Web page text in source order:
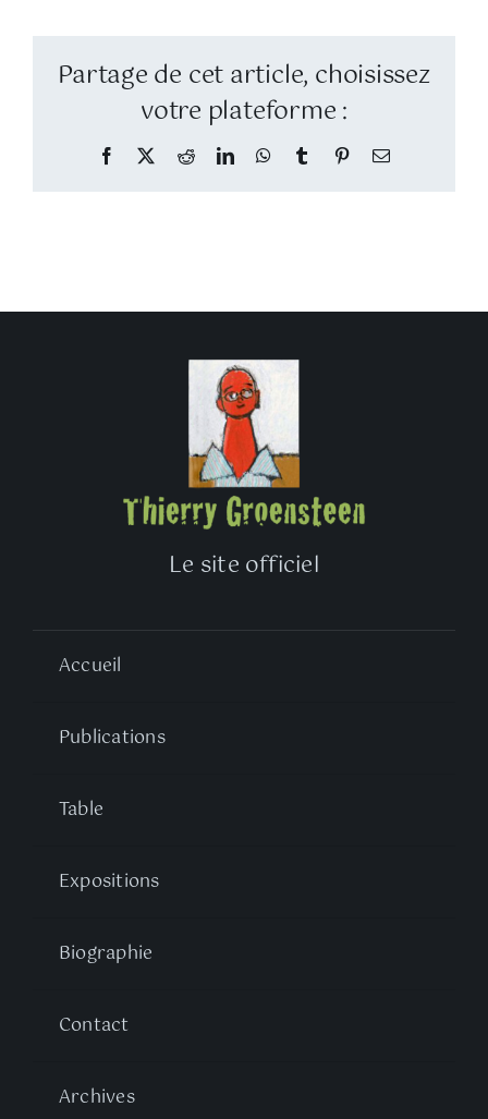
Partage de cet article, choisissez
votre plateforme :
Facebook
TwitterRedditLinkedInWhatsApp
TumblrPinterestEmail
Le site officiel
Accueil
Publications
Table
Expositions
Biographie
Contact
Archives